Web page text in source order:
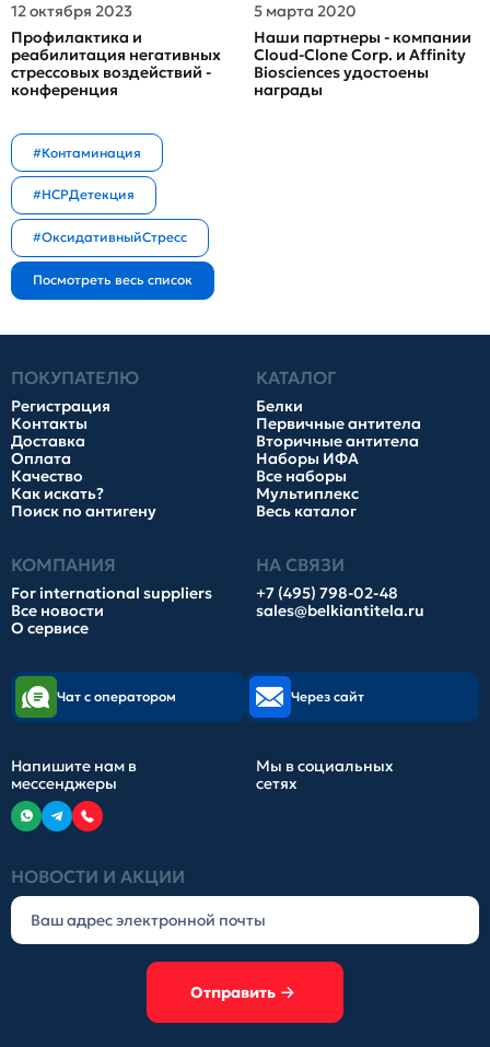
12 октября 2023
Профилактика и
реабилитация негативных
стрессовых воздействий -
конференция
5 марта 2020
Наши партнеры - компании
Cloud-Clone Corp. и Affinity
Biosciences удостоены
награды
#Контаминация
#HCPДетекция
#ОксидативныйСтресс
ПОКУПАТЕЛЮ
Регистрация
Контакты
Доставка
Оплата
Качество
Как искать?
Поиск по антигену
КАТАЛОГ
Белки
Первичные антитела
Вторичные антитела
Наборы ИФА
Все наборы
Мультиплекс
Весь каталог
КОМПАНИЯ
For international suppliers
Все новости
О сервисе
НА СВЯЗИ
+7 (495) 798-02-48
sales@belkiantitela.ru
НОВОСТИ И АКЦИИ
Отправить
Чат с оператором Через сайт
Напишите нам в
мессенджеры
Мы в социальных
сетях